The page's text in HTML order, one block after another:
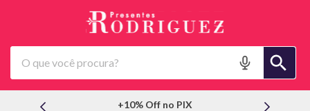
O que você procura?
+10% Off no PIX